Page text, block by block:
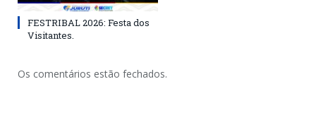
FESTRIBAL 2026: Festa dos
Visitantes.
Os comentários estão fechados.